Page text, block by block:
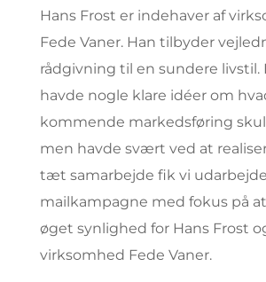
Hans Frost er indehaver af
Fede Vaner. Han tilbyder
rådgivning til en sundere livstil.
havde nogle klare idéer om
kommende markedsføring
men havde svært ved at
tæt samarbejde fik vi
mailkampagne med fokus på
øget synlighed for Hans Frost
virksomhed Fede Vaner.